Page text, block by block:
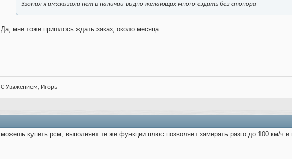
Звонил я им:сказали нет в наличии-видно желающих много ездить без стопора
Да, мне тоже пришлось ждать заказ, около месяца.
С Уважением, Игорь
можешь купить рсм, выполняет те же функции плюс позволяет замерять разго до 100 км/ч и